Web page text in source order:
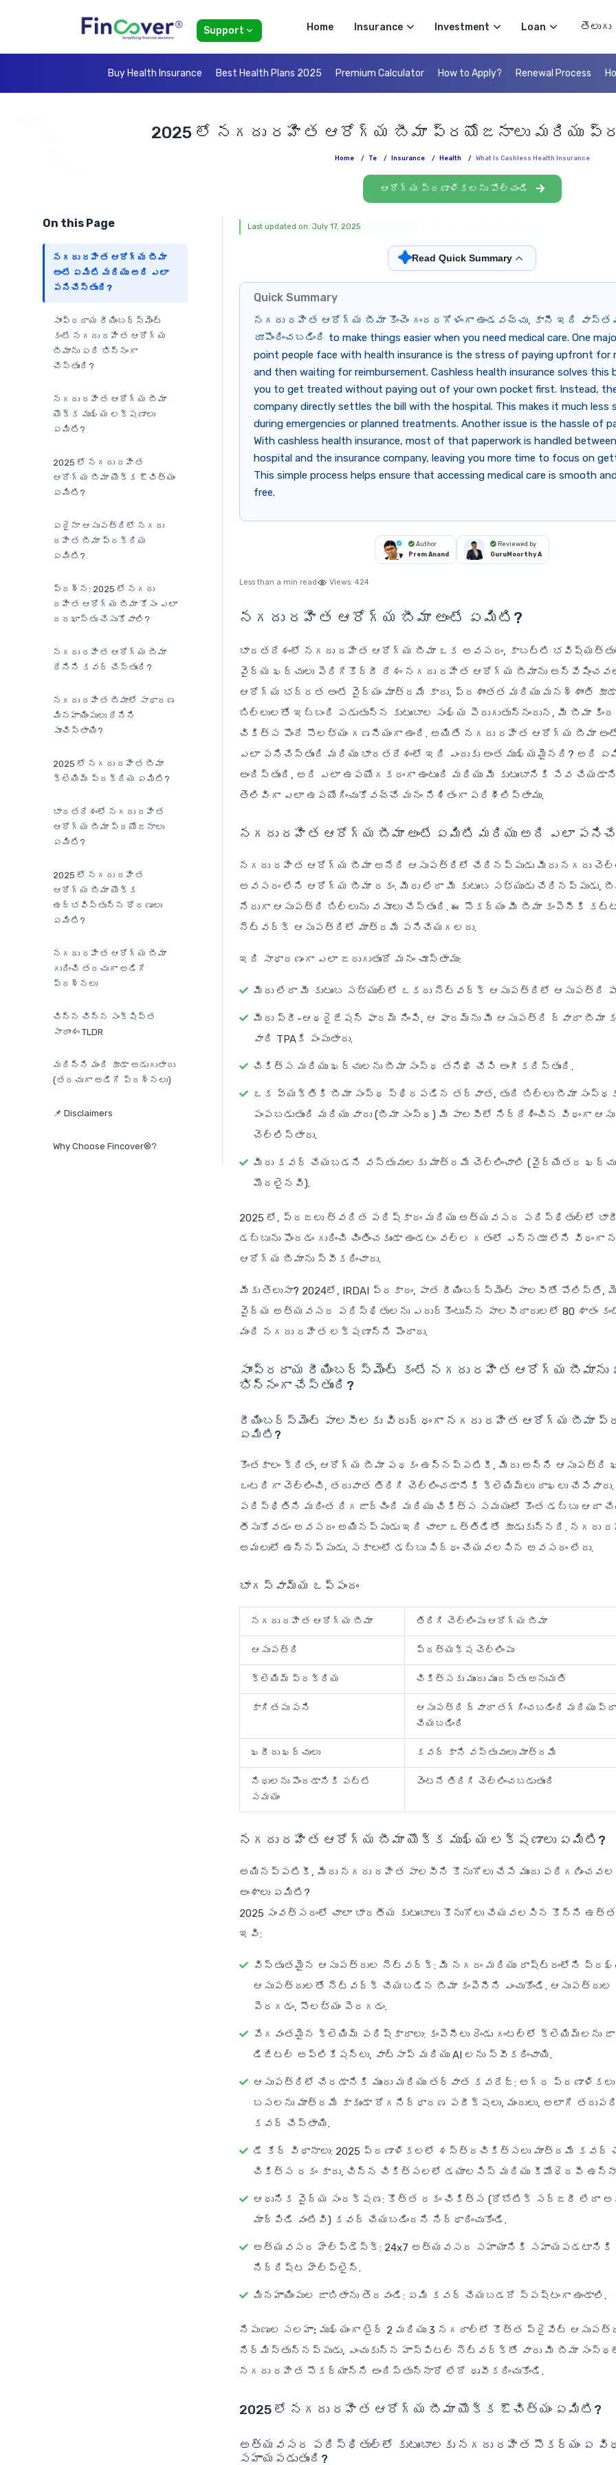
Support Home Insurance Investment Loan Select
Buy Health Insurance Best Health Plans 2025 Premium Calculator How to Apply? Renewal Process
2025 లో నగదు రహిత ఆరోగ్య బీమా ప్రయోజనాలు మరియు
Home / Te / Insurance / Health / What Is Cashless Health Insurance
ఆరోగ్య ప్రణాళికలను పోల్చండి
On this Page
నగదు రహిత ఆరోగ్య బీమా
అంటే ఏమిటి మరియు అది ఎలా
పనిచేస్తుంది?
సాంప్రదాయ రీయింబర్స్‌మెంట్
కంటే నగదు రహిత ఆరోగ్య
బీమాను ఏది భిన్నంగా
చేస్తుంది?
నగదు రహిత ఆరోగ్య బీమా
యొక్క ముఖ్య లక్షణాలు
ఏమిటి?
2025 లో నగదు రహిత
ఆరోగ్య బీమా యొక్క ఔచిత్యం
ఏమిటి?
ఏదైనా ఆసుపత్రిలో నగదు
రహిత బీమా ప్రక్రియ
ఏమిటి?
ప్రశ్న: 2025 లో నగదు
రహిత ఆరోగ్య బీమా కోసం ఎలా
దరఖాస్తు చేసుకోవాలి?
నగదు రహిత ఆరోగ్య బీమా
దేనిని కవర్ చేస్తుంది?
నగదు రహిత బీమాలో సాధారణ
మినహాయింపులు దేనిని
సూచిస్తాయి?
2025 లో నగదు రహిత బీమా
క్లెయిమ్ ప్రక్రియ ఏమిటి?
భారతదేశంలో నగదు రహిత
ఆరోగ్య బీమా ప్రయోజనాలు
ఏమిటి?
2025 లో నగదు రహిత
ఆరోగ్య బీమా యొక్క
ఉద్భవిస్తున్న ధోరణులు
ఏమిటి?
నగదు రహిత ఆరోగ్య బీమా
గురించి తరచుగా అడిగే
ప్రశ్నలు
చిన్న చిన్న సంక్షిప్త
సారాంశం TLDR
మరిన్ని మంది కూడా అడుగుతారు
(తరచుగా అడిగే ప్రశ్నలు)
📌 Disclaimers
Why Choose Fincover®?
Last updated on: July 17, 2025
✦Read Quick Summary
Quick Summary
నగదు రహిత ఆరోగ్య బీమా కొంచెం గందరగోళంగా ఉండవచ్చు, కానీ ఇది
రూపొందించబడింది to make things easier when you need medical care. One
point people face with health insurance is the stress of paying upfront for
and then waiting for reimbursement. Cashless health insurance solves this
you to get treated without paying out of your own pocket first. Instead,
company directly settles the bill with the hospital. This makes it much less
during emergencies or planned treatments. Another issue is the hassle of
With cashless health insurance, most of that paperwork is handled
hospital and the insurance company, leaving you more time to focus on
This simple process helps ensure that accessing medical care is smooth
free.
Author
Prem Anand
Reviewed by
GuruMoorthy A
Less than a min read Views: 424
నగదు రహిత ఆరోగ్య బీమా అంటే ఏమిటి?
భారతదేశంలో నగదు రహిత ఆరోగ్య బీమా ఒక అవసరం, కాబట్టి భవిష్యత్తులో
వైద్య ఖర్చులు పెరిగేకొద్దీ దేశం నగదు రహిత ఆరోగ్య బీమాను
ఆరోగ్య భద్రత అంటే వైద్యం మాత్రమే కాదు, ప్రశాంతత మరియు మనశ్శాంతి
బిల్లులతో ఇబ్బంది పడుతున్న కుటుంబాల సంఖ్య పెరుగుతున్నందున, మీ బీమా
చికిత్స పొందే సౌలభ్యం గణనీయంగా ఉంది. అయితే నగదు రహిత ఆరోగ్య బీమా
ఎలా పనిచేస్తుంది మరియు భారతదేశంలో ఇది ఎందుకు అంత ముఖ్యమైనది? అది
అందిస్తుంది, అది ఎలా ఉపయోగకరంగా ఉంటుంది మరియు మీ కుటుంబానికి సేవ
తెలివిగా ఎలా ఉపయోగించుకోవచ్చో మనం నిశితంగా పరిశీలిస్తాము.
నగదు రహిత ఆరోగ్య బీమా అంటే ఏమిటి మరియు అది ఎలా
నగదు రహిత ఆరోగ్య బీమా అనేది ఆసుపత్రిలో చేరినప్పుడు మీరు నగదు
అవసరం లేని ఆరోగ్య బీమా రకం. మీరు లేదా మీ కుటుంబ సభ్యుడు చేరినప్పుడు,
నేరుగా ఆసుపత్రి బిల్లును వసూలు చేస్తుంది. ఈ సౌకర్యం మీ బీమా కంపెనీకి
నెట్‌వర్క్ ఆసుపత్రిలో మాత్రమే పనిచేయగలదు.
ఇది సాధారణంగా ఎలా జరుగుతుందో మనం చూస్తాము:
మీరు లేదా మీ కుటుంబ సభ్యుల్లో ఒకరు నెట్‌వర్క్ ఆసుపత్రిలో ఆసుపత్రి
మీరు ప్రీ-ఆథరైజేషన్ ఫారమ్ నింపి, ఆ ఫారమ్‌ను మీ ఆసుపత్రి ద్వారా బీమా
వారి TPAకి పంపుతారు.
చికిత్స మరియు ఖర్చులను బీమా సంస్థ తనిఖీ చేసి అంగీకరిస్తుంది.
ఒక వ్యక్తికి బీమా సంస్థ స్థిరపడిన తర్వాత, తుది బిల్లు బీమా
పంపబడుతుంది మరియు వారు (బీమా సంస్థ) మీ పాలసీలో నిర్దేశించిన విధంగా
చెల్లిస్తారు.
మీరు కవర్ చేయబడని వస్తువులకు మాత్రమే చెల్లించాలి (వైద్యేతర
మొదలైనవి).
2025 లో, ప్రజలు త్వరిత పరిష్కారం మరియు అత్యవసర పరిస్థితుల్లో
డబ్బును పొందడం గురించి చింతించకుండా ఉండటం వల్ల గతంలో ఎన్నడూ లేని
ఆరోగ్య బీమాను స్వీకరించారు.
మీకు తెలుసా? 2024లో, IRDAI ప్రకారం, పాత రీయింబర్స్‌మెంట్ పాలసీతో
వైద్య అత్యవసర పరిస్థితులను ఎదుర్కొంటున్న పాలసీదారులలో 80 శాతం
మంది నగదు రహిత లక్షణాన్ని పొందారు.
సాంప్రదాయ రీయింబర్స్‌మెంట్ కంటే నగదు రహిత ఆరోగ్య బీమాను
భిన్నంగా చేస్తుంది?
రీయింబర్స్‌మెంట్ పాలసీలకు విరుద్ధంగా నగదు రహిత ఆరోగ్య బీమా
ఏమిటి?
కొంతకాలం క్రితం, ఆరోగ్య బీమా పథకం ఉన్నప్పటికీ, మీరు అన్ని ఆసుపత్రి
ఒంటరిగా చెల్లించి, తరువాత తిరిగి చెల్లించడానికి క్లెయిమ్‌లు దాఖలు చేసేవారు.
పరిస్థితిని మరింత దిగజార్చింది మరియు చికిత్స సమయంలో కొంత డబ్బు ఆదా
తీసుకోవడం అవసరం అయినప్పుడు ఇది చాలా ఒత్తిడితో కూడుకున్నది. నగదు
అమలులో ఉన్నప్పుడు, సకాలంలో డబ్బు సిద్ధం చేయవలసిన అవసరం లేదు.
భాగస్వామ్య ఒప్పందం
నగదు రహిత ఆరోగ్య బీమా తిరిగి చెల్లింపు ఆరోగ్య బీమా
ఆసుపత్రి ప్రత్యక్ష చెల్లింపు
క్లెయిమ్ ప్రక్రియ చికిత్సకు ముందు ముందస్తు అనుమతి
కాగితపు పని
ఆసుపత్రి ద్వారా తగ్గించబడింది మరియు
చేయబడింది
ఖరీదు ఖర్చులు కవర్ కాని వస్తువులు మాత్రమే
నిధులను పొందడానికి పట్టే
సమయం
వెంటనే తిరిగి చెల్లించబడుతుంది
నగదు రహిత ఆరోగ్య బీమా యొక్క ముఖ్య లక్షణాలు ఏమిటి?
అయినప్పటికీ, మీరు నగదు రహిత పాలసీని కొనుగోలు చేసే ముందు
అంశాలు ఏమిటి?
2025 సంవత్సరంలో చాలా భారతీయ కుటుంబాలు కొనుగోలు చేయవలసిన కొన్ని
ఇవి:
విస్తృతమైన ఆసుపత్రుల నెట్‌వర్క్: మీ నగరం మరియు రాష్ట్రంలోని
ఆసుపత్రులతో నెట్‌వర్క్ చేయబడిన బీమా కంపెనీని ఎంచుకోండి. ఆసుపత్రుల
పెరగడం, సౌలభ్యం పెరగడం.
వేగవంతమైన క్లెయిమ్ పరిష్కారాలు: కంపెనీలు రెండు గంటల్లో క్లెయిమ్‌లను
డిజిటల్ అప్లికేషన్లు, వాట్సాప్ మరియు AI లను స్వీకరించాయి.
ఆసుపత్రిలో చేరడానికి ముందు మరియు తర్వాత కవరేజ్: అగ్ర ప్రణాళికలు
బసలను మాత్రమే కాకుండా రోగనిర్ధారణ పరీక్షలు, మందులు, అలాగే
కవర్ చేస్తాయి.
డే కేర్ విధానాలు: 2025 ప్రణాళికలలో శస్త్రచికిత్సలు మాత్రమే కవర్
చికిత్స రకం కాదు, చిన్న చికిత్సలలో డయాలసిస్ మరియు కీమోథెరపీ
ఆధునిక వైద్య సంరక్షణ: కొత్త రకం చికిత్స (రోబోటిక్ సర్జరీ లేదా
మార్పిడి వంటివి) కవర్ చేయబడిందని నిర్ధారించుకోండి.
అత్యవసర హెల్ప్‌డెస్క్: 24x7 అత్యవసర సహాయానికి సహాయపడటానికి
నిర్దిష్ట హెల్ప్‌లైన్.
మినహాయింపుల జాబితాను తెరవండి: ఏమి కవర్ చేయబడదో స్పష్టంగా ఉండాలి.
నిపుణుల సలహా: ముఖ్యంగా టైర్ 2 మరియు 3 నగరాల్లో కొత్త ప్రైవేట్
నిర్మిస్తున్నప్పుడు, ఎంచుకున్న హాస్పిటల్ నెట్‌వర్క్‌తో వారు మీ బీమా
నగదు రహిత సౌకర్యాన్ని అందిస్తున్నారో లేదో ధృవీకరించుకోండి.
2025 లో నగదు రహిత ఆరోగ్య బీమా యొక్క ఔచిత్యం ఏమిటి?
అత్యవసర పరిస్థితుల్లో కుటుంబాలకు నగదు రహిత సౌకర్యం ఏ
సహాయపడుతుంది?